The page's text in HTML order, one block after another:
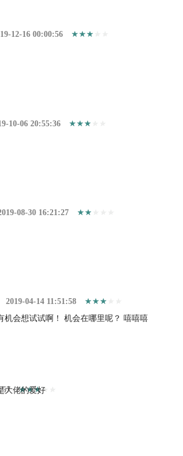
12-16 00:00:56
10-06 20:55:36
08-30 16:21:27
2019-04-14 11:51:58
机会想试试啊！ 机会在哪里呢？ 嘻嘻嘻
大佬的爱好